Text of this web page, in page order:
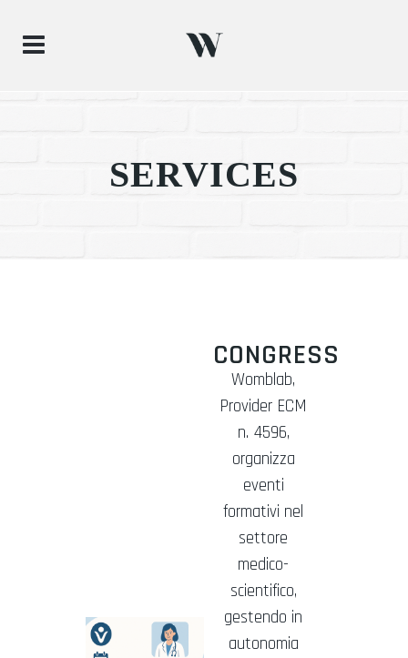
SERVICES
CONGRESS
Womblab,
Provider ECM
n. 4596,
organizza
eventi
formativi nel
settore
medico-
scientifico,
gestendo in
autonomia